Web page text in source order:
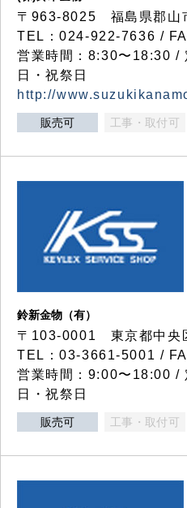
〒963-8025 福島県郡山
TEL：024-922-7636 /
営業時間：8:30〜18:30 /
日・祝祭日
http://
販売可 工事・取付可
鈴新金物（有）
〒103-0001 東京都中央
TEL：03-3661-5001 /
営業時間：9:00〜18:00 /
日・祝祭日
販売可 工事・取付可